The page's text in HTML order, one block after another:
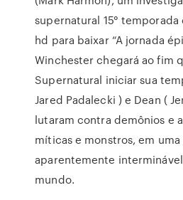
supernatural 15°
hd para baixar “A jornada
Winchester chegará ao fim
Supernatural iniciar sua
Jared Padalecki ) e Dean (
lutaram contra demônios e
míticas e monstros, em uma
aparentemente
mundo.